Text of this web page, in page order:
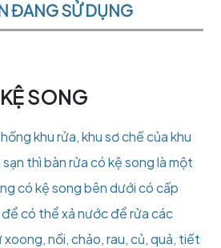
ĐANG SỬ DỤNG
SONG
khu rửa, khu sơ chế của khu
thì bàn rửa có kệ song là một
có kệ song bên dưới có cấp
có thể xả nước để rửa các
nồi, chảo, rau, củ, quả, tiết